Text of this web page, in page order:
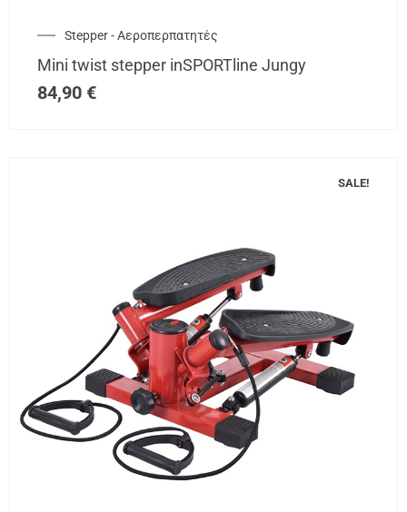
Stepper - Αεροπερπατητές
Mini twist stepper inSPORTline Jungy
84,90 €
SALE!